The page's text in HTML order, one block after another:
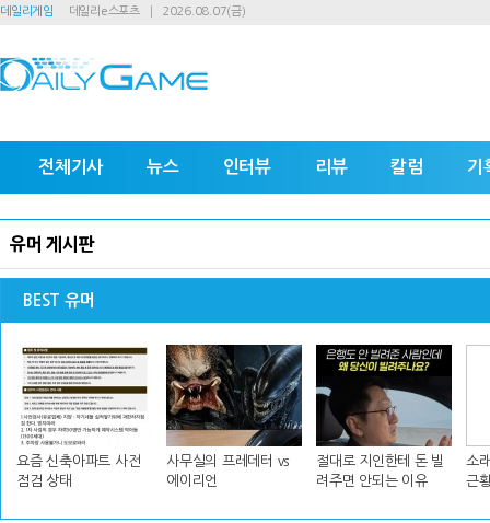
데일리게임 데일리e스포츠 2026.08.07(금)
전체기사 뉴스 인터뷰 리뷰 칼럼 기
유머 게시판
BEST 유머
요즘 신축아파트 사전
점검 상태
사무실의 프레데터 vs
에이리언
절대로 지인한테 돈 빌
려주면 안되는 이유
소
근